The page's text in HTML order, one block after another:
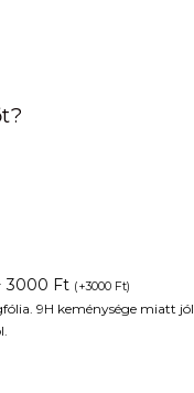
3000 Ft (+3000 Ft)
9H keménysége miatt jól